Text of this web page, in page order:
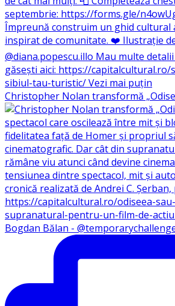
Christopher Nolan transformă
Bogdan Bălan -